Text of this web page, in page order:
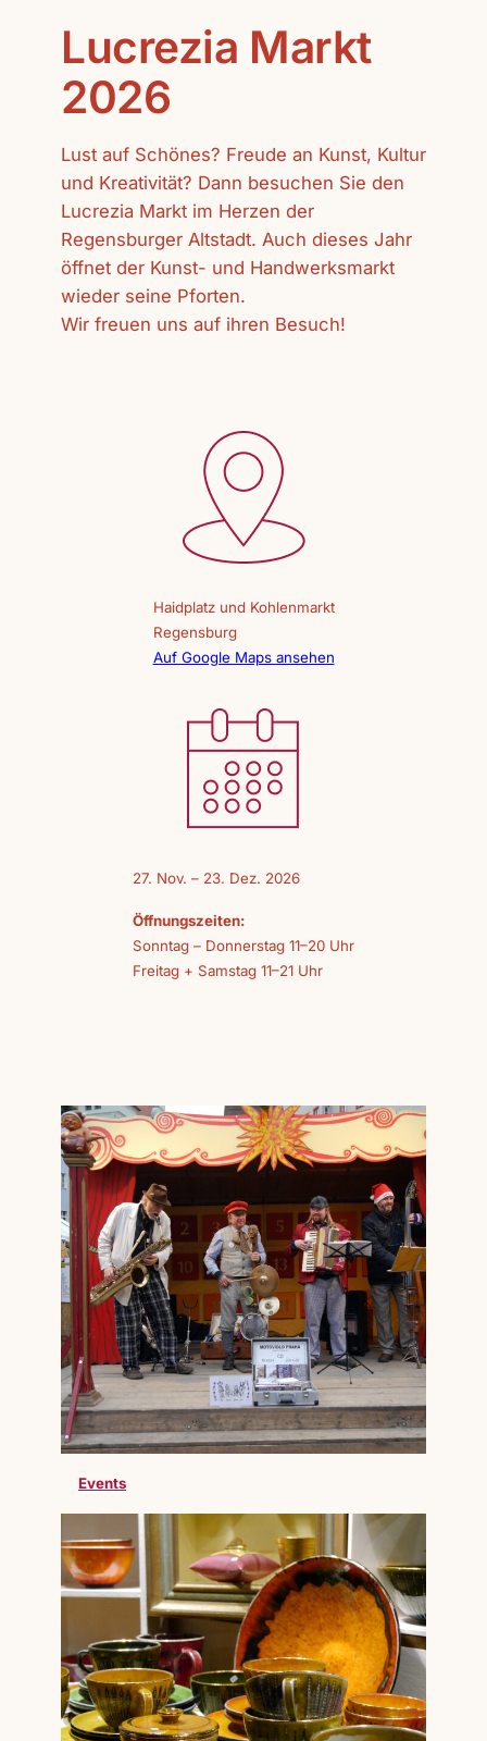
Lucrezia Markt
2026
Lust auf Schönes? Freude an Kunst, Kultur
und Kreativität? Dann besuchen Sie den
Lucrezia Markt im Herzen der
Regensburger Altstadt. Auch dieses Jahr
öffnet der Kunst- und Handwerksmarkt
wieder seine Pforten.
Wir freuen uns auf ihren Besuch!
Haidplatz und Kohlenmarkt
Regensburg
Auf Google Maps ansehen
27. Nov. – 23. Dez. 2026
Öffnungszeiten:
Sonntag – Donnerstag 11–20 Uhr
Freitag + Samstag 11–21 Uhr
Events